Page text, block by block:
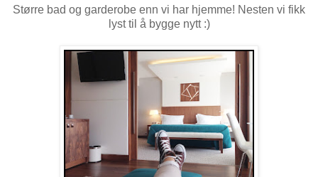
Større bad og garderobe enn vi har hjemme! Nesten vi fikk
lyst til å bygge nytt :)